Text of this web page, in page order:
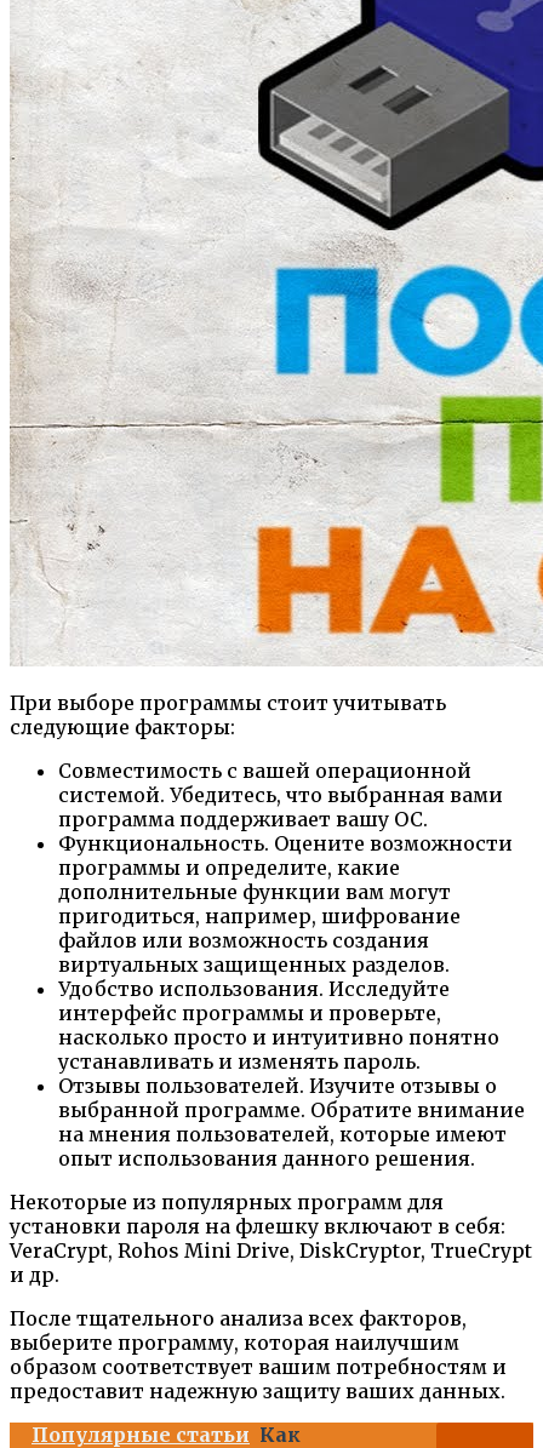
При выборе программы стоит учитывать
следующие факторы:
Совместимость с вашей операционной
системой. Убедитесь, что выбранная вами
программа поддерживает вашу ОС.
Функциональность. Оцените возможности
программы и определите, какие
дополнительные функции вам могут
пригодиться, например, шифрование
файлов или возможность создания
виртуальных защищенных разделов.
Удобство использования. Исследуйте
интерфейс программы и проверьте,
насколько просто и интуитивно понятно
устанавливать и изменять пароль.
Отзывы пользователей. Изучите отзывы о
выбранной программе. Обратите внимание
на мнения пользователей, которые имеют
опыт использования данного решения.
Некоторые из популярных программ для
установки пароля на флешку включают в себя:
VeraCrypt, Rohos Mini Drive, DiskCryptor, TrueCrypt
и др.
После тщательного анализа всех факторов,
выберите программу, которая наилучшим
образом соответствует вашим потребностям и
предоставит надежную защиту ваших данных.
Популярные статьи Как